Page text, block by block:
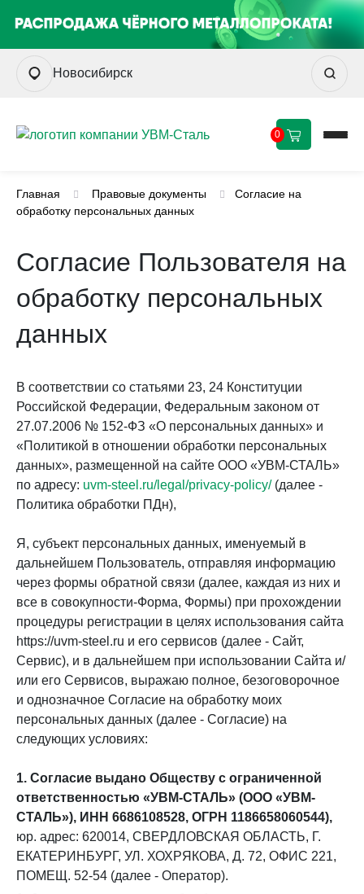
Новосибирск
0
Главная Правовые документы
Согласие на
обработку персональных данных
Согласие Пользователя на
обработку персональных
данных
В соответствии со статьями 23, 24 Конституции
Российской Федерации, Федеральным законом от
27.07.2006 № 152-ФЗ «О персональных данных» и
«Политикой в отношении обработки персональных
данных», размещенной на сайте ООО «УВМ-СТАЛЬ»
по адресу: uvm-steel.ru/legal/privacy-policy/(далее -
Политика обработки ПДн),
Я, субъект персональных данных, именуемый в
дальнейшем Пользователь, отправляя информацию
через формы обратной связи (далее, каждая из них и
все в совокупности-Форма, Формы) при прохождении
процедуры регистрации в целях использования сайта
https://uvm-steel.ru и его сервисов (далее - Сайт,
Сервис), и в дальнейшем при использовании Сайта и/
или его Сервисов, выражаю полное, безоговорочное
и однозначное Согласие на обработку моих
персональных данных (далее - Согласие) на
следующих условиях:
1. Согласие выдано Обществу с ограниченной
ответственностью «УВМ-СТАЛЬ» (ООО «УВМ-
СТАЛЬ»), ИНН 6686108528, ОГРН 1186658060544),
юр. адрес: 620014, СВЕРДЛОВСКАЯ ОБЛАСТЬ, Г.
ЕКАТЕРИНБУРГ, УЛ. ХОХРЯКОВА, Д. 72, ОФИС 221,
ПОМЕЩ. 52-54 (далее - Оператор).